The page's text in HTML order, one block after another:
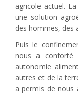
agricole actuel.
une solution
des hommes, des
Puis le
nous a conforté
autonomie
autres et de la
a permis de nous